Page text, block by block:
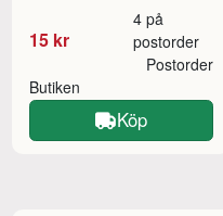
15 kr
4 på
postorder
Butiken
Postorder
Köp